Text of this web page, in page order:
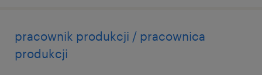
pracownik produkcji / pracownica
produkcji